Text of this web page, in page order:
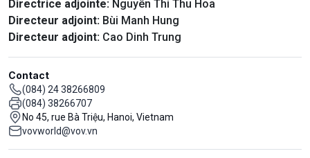
Directrice adjointe: Nguyên Thi Thu Hoa
Directeur adjoint: Bùi Manh Hung
Directeur adjoint: Cao Dinh Trung
Contact
(084) 24 38266809
(084) 38266707
No 45, rue Bà Triệu, Hanoi, Vietnam
vovworld@vov.vn